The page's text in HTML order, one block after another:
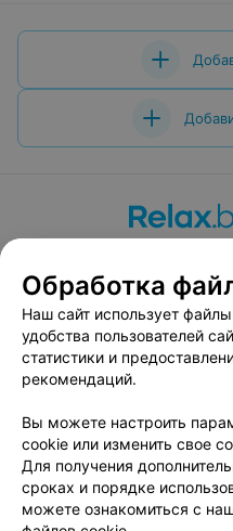
Вакансии
Публичный
Публичный договор
Связаться по
Написать
Обработка
Обработка
Наш сайт использует
удобства пользователей
статистики и
рекомендаций.
Вы можете настроить
cookie или изменить свое
Для получения
сроках и порядке
можете ознакомиться с